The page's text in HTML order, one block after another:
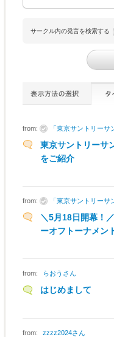
サークル内の発言を検索する
from: 「東京サントリー
東京サントリーサ
をご紹介
from: 「東京サントリー
＼5月18日開幕！
ーオフトーナメン
from: らおう さん
はじめまして
from: zzzz2024さん